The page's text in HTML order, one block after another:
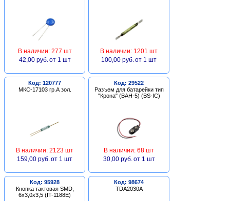
В наличии: 277 шт
42,00 руб. от 1 шт
В наличии: 1201 шт
100,00 руб. от 1 шт
Код: 120777
МКС-17103 гр.А зол.
В наличии: 2123 шт
159,00 руб. от 1 шт
Код: 29522
Разъем для батарейки тип
"Крона" (BAH-5) (BS-IC)
В наличии: 68 шт
30,00 руб. от 1 шт
Код: 95928
Кнопка тактовая SMD,
6х3,0х3,5 (IT-1188E)
Код: 98674
TDA2030A